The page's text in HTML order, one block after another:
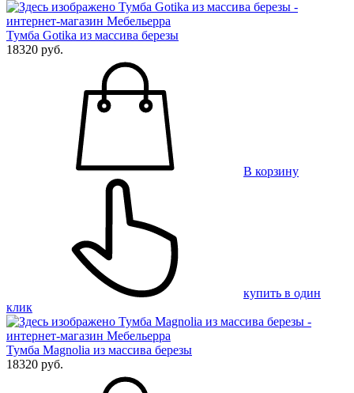
Тумба Gotika из массива березы
18320 руб.
В корзину
купить в один
клик
Тумба Magnolia из массива березы
18320 руб.